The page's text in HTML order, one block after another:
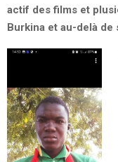
actif des films et
Burkina et au-delà